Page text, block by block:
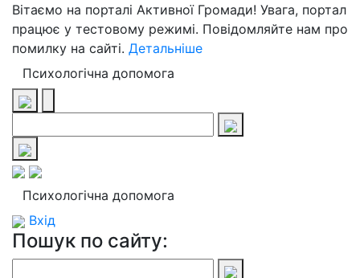
Вітаємо на порталі Активної Громади! Увага, портал
працює у тестовому режимі. Повідомляйте нам про
помилку на сайті. Детальніше
Психологічна допомога
Психологічна допомога
Вхід
Пошук по сайту: